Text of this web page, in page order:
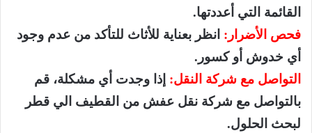
القائمة التي أعددتها.
فحص الأضرار: انظر بعناية للأثاث للتأكد من عدم وجود
أي خدوش أو كسور.
التواصل مع شركة النقل: إذا وجدت أي مشكلة، قم
بالتواصل مع شركة نقل عفش من القطيف الي قطر
لبحث الحلول.